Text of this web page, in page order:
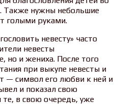
Также нужны небольшие
голыми руками.
невесту» часто
невесты
но и жениха. После того
при выкупе невесты и
— символ его любви к ней и
и показал свою
те, в свою очередь, уже